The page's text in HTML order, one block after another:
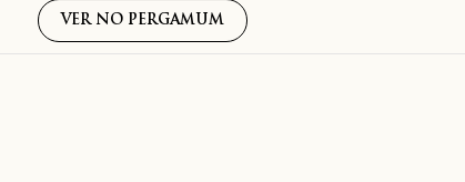
VER NO PERGAMUM